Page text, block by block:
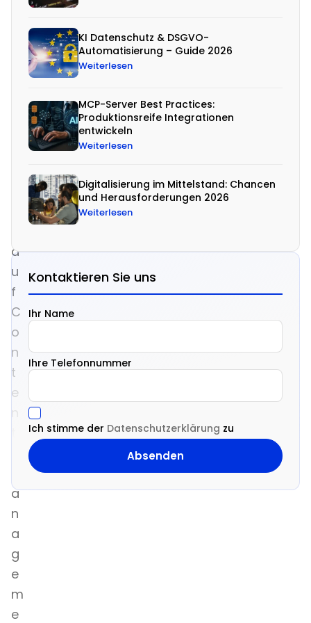
a
u
f
C
o
n
t
e
a
n
a
g
e
m
e
KI Datenschutz & DSGVO-
Automatisierung – Guide 2026
Weiterlesen
MCP-Server Best Practices:
Produktionsreife Integrationen
entwickeln
Weiterlesen
Digitalisierung im Mittelstand: Chancen
und Herausforderungen 2026
Weiterlesen
Kontaktieren Sie uns
Ihr Name
Ihre Telefonnummer
Ich stimme der Datenschutzerklärung zu